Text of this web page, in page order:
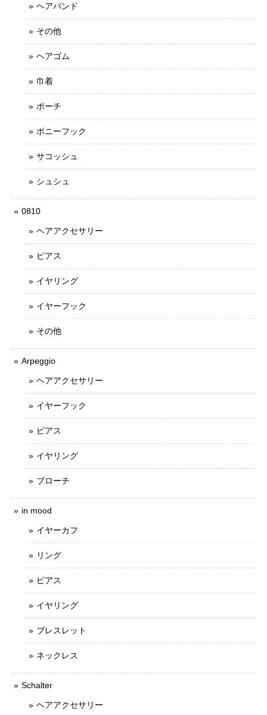
ヘアバンド
その他
ヘアゴム
巾着
ポーチ
ポニーフック
サコッシュ
シュシュ
0810
ヘアアクセサリー
ピアス
イヤリング
イヤーフック
その他
Arpeggio
ヘアアクセサリー
イヤーフック
ピアス
イヤリング
ブローチ
in mood
イヤーカフ
リング
ピアス
イヤリング
ブレスレット
ネックレス
Schalter
ヘアアクセサリー